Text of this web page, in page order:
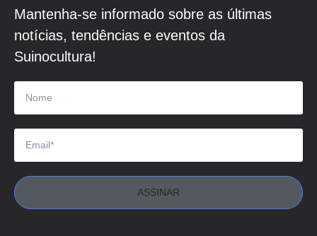
Mantenha-se informado sobre as últimas
notícias, tendências e eventos da
Suinocultura!
ASSINAR